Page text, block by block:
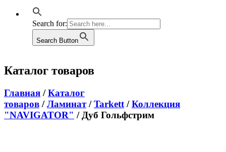
Search for:
Search Button
Каталог товаров
Главная /Каталог
товаров /Ламинат/Tarkett /Коллекция
"NAVIGATOR" / Дуб Гольфстрим